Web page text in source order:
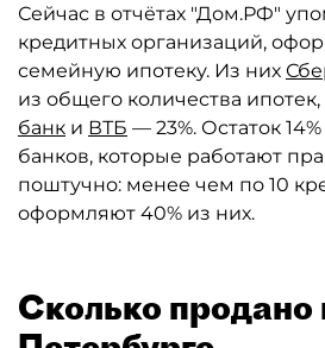
Сейчас в отчётах "Дом.РФ"
кредитных организаций,
семейную ипотеку. Из них
из общего количества
банк и ВТБ — 23%. Остаток
банков, которые работают
поштучно: менее чем по 10
оформляют 40% из них.
Сколько продано